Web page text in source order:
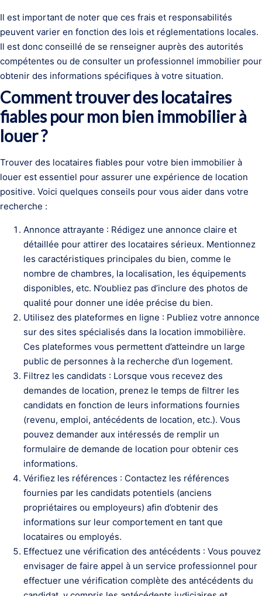
Il est important de noter que ces frais et responsabilités
peuvent varier en fonction des lois et réglementations locales.
Il est donc conseillé de se renseigner auprès des autorités
compétentes ou de consulter un professionnel immobilier pour
obtenir des informations spécifiques à votre situation.
Comment trouver des locataires
fiables pour mon bien immobilier à
louer ?
Trouver des locataires fiables pour votre bien immobilier à
louer est essentiel pour assurer une expérience de location
positive. Voici quelques conseils pour vous aider dans votre
recherche :
Annonce attrayante : Rédigez une annonce claire et
détaillée pour attirer des locataires sérieux. Mentionnez
les caractéristiques principales du bien, comme le
nombre de chambres, la localisation, les équipements
disponibles, etc. N’oubliez pas d’inclure des photos de
qualité pour donner une idée précise du bien.
Utilisez des plateformes en ligne : Publiez votre annonce
sur des sites spécialisés dans la location immobilière.
Ces plateformes vous permettent d’atteindre un large
public de personnes à la recherche d’un logement.
Filtrez les candidats : Lorsque vous recevez des
demandes de location, prenez le temps de filtrer les
candidats en fonction de leurs informations fournies
(revenu, emploi, antécédents de location, etc.). Vous
pouvez demander aux intéressés de remplir un
formulaire de demande de location pour obtenir ces
informations.
Vérifiez les références : Contactez les références
fournies par les candidats potentiels (anciens
propriétaires ou employeurs) afin d’obtenir des
informations sur leur comportement en tant que
locataires ou employés.
Effectuez une vérification des antécédents : Vous pouvez
envisager de faire appel à un service professionnel pour
effectuer une vérification complète des antécédents du